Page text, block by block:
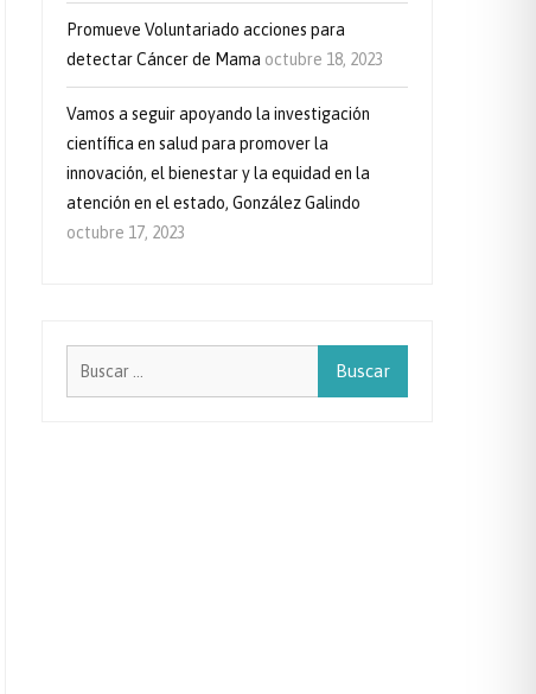
Promueve Voluntariado acciones para
detectar Cáncer de Mama octubre 18, 2023
Vamos a seguir apoyando la investigación
científica en salud para promover la
innovación, el bienestar y la equidad en la
atención en el estado, González Galindo
octubre 17, 2023